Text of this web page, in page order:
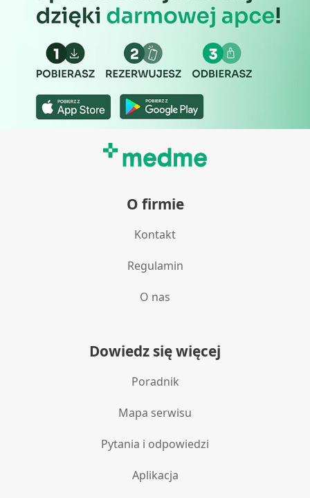
O firmie
Kontakt
Regulamin
O nas
Dowiedz się więcej
Poradnik
Mapa serwisu
Pytania i odpowiedzi
Aplikacja